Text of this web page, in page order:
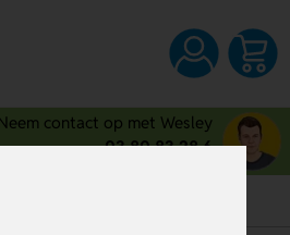
contact op met Wesley
03 80 83 28 6